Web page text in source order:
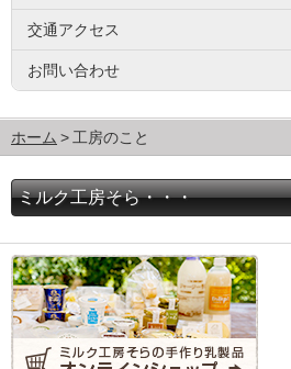
交通アクセス
お問い合わせ
ホーム 工房のこと
ミルク工房そら・・・